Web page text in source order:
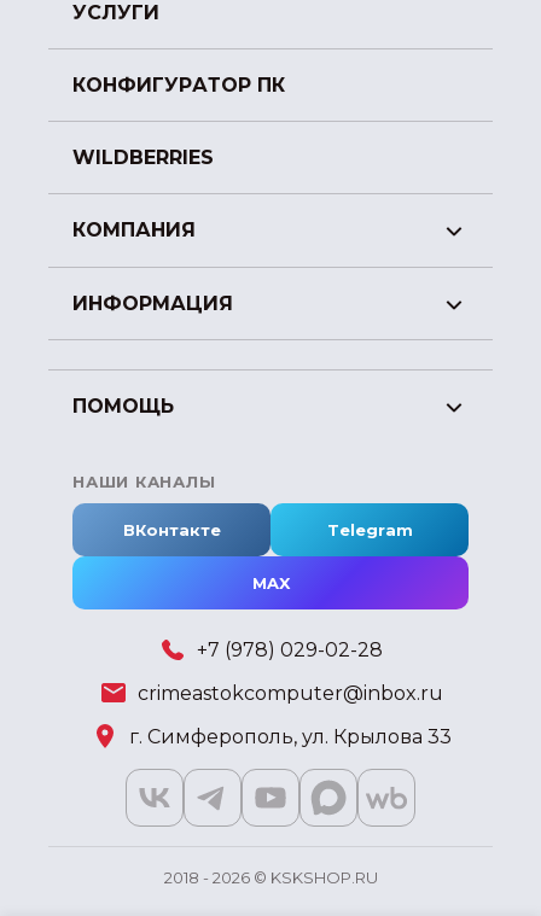
УСЛУГИ
КОНФИГУРАТОР ПК
WILDBERRIES
КОМПАНИЯ
ИНФОРМАЦИЯ
ПОМОЩЬ
НАШИ КАНАЛЫ
ВКонтакте Telegram
MAX
+7 (978) 029-02-28
crimeastokcomputer@inbox.ru
г. Симферополь, ул. Крылова 33
2018 - 2026 © KSKSHOP.RU